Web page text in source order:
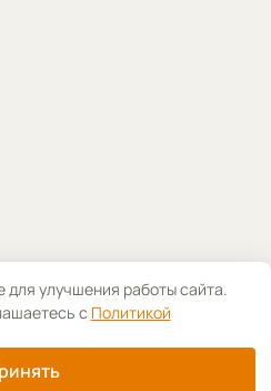
↑
улучшения работы сайта.
с Политикой